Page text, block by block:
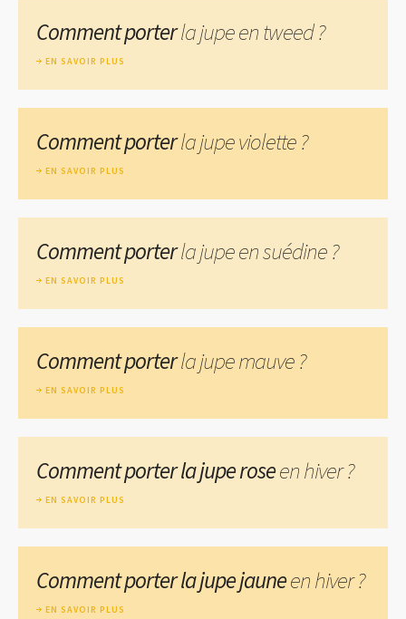
Comment porterla jupe en tweed ?
EN SAVOIR PLUS
Comment porterla jupe violette ?
EN SAVOIR PLUS
Comment porterla jupe en suédine ?
EN SAVOIR PLUS
Comment porterla jupe mauve ?
EN SAVOIR PLUS
Comment porter la jupe roseen hiver ?
EN SAVOIR PLUS
Comment porter la jupe jauneen hiver ?
EN SAVOIR PLUS